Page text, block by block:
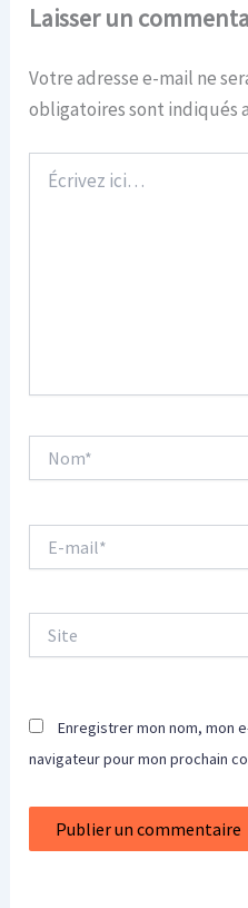
Laisser un
Votre adresse e-mail ne
obligatoires sont indiqués
ici…
mail*
Enregistrer mon nom, mon
navigateur pour mon prochain